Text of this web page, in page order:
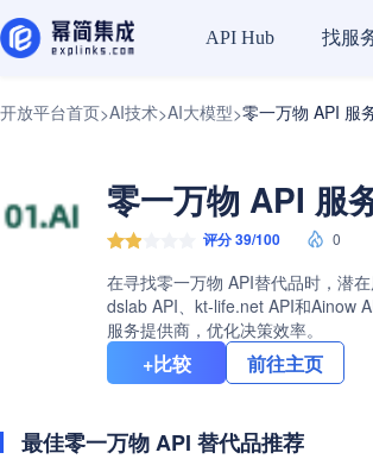
API Hub 找服
开放平台首页>AI技术>AI大模型>零一万物 API 服
零一万物 API 服
评分 39/100 0
在寻找零一万物 API替代品时，潜
dslab API、kt-life.net API和Ainow
服务提供商，优化决策效率。
+比较 前往主页
最佳零一万物 API 替代品推荐